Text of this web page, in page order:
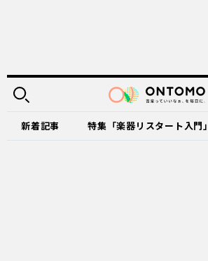
新着記事 特集「楽器リスタート入門」